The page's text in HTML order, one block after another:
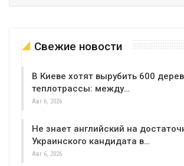
Свежие новости
В Киеве хотят вырубить 600
теплотрассы: между…
Авг 6, 2026
Не знает английский на
Украинского кандидата в…
Авг 6, 2026